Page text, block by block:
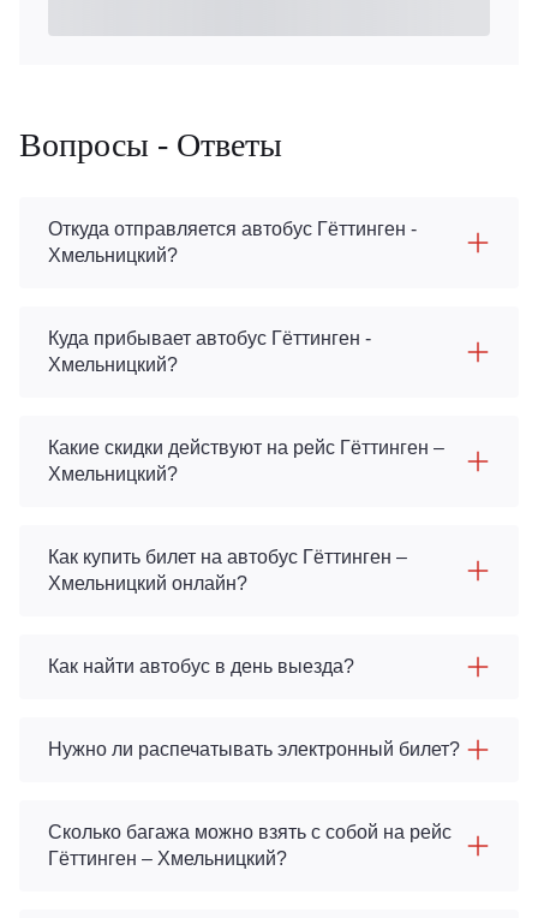
Вопросы - Ответы
Откуда отправляется автобус Гёттинген -
Хмельницкий?
Куда прибывает автобус Гёттинген -
Хмельницкий?
Какие скидки действуют на рейс Гёттинген –
Хмельницкий?
Как купить билет на автобус Гёттинген –
Хмельницкий онлайн?
Как найти автобус в день выезда?
Нужно ли распечатывать электронный билет?
Сколько багажа можно взять с собой на рейс
Гёттинген – Хмельницкий?